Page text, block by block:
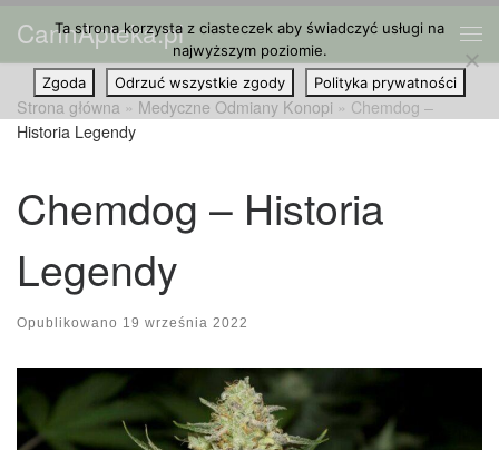
Przejdź do treści
CannApteka.pl
Strona główna » Medyczne Odmiany Konopi » Chemdog –
Historia Legendy
Chemdog – Historia
Legendy
Opublikowano 19 września 2022
Ta strona korzysta z ciasteczek aby świadczyć usługi na
najwyższym poziomie.
Zgoda
Odrzuć wszystkie zgody Polityka prywatności